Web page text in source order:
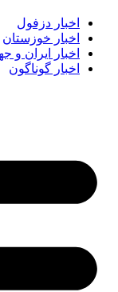
اخبار دزفول
اخبار خوزستان
اخبار ایران و جهان
اخبار گوناگون